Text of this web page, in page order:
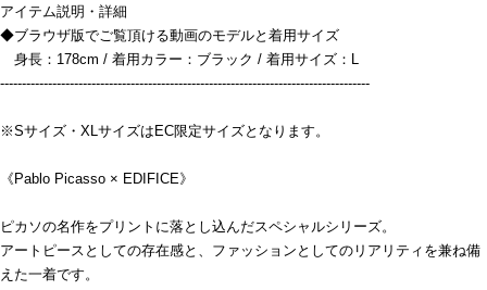
アイテム説明・詳細
◆ブラウザ版でご覧頂ける動画のモデルと着用サイズ
身長：178cm / 着用カラー：ブラック / 着用サイズ：L
-------------------------------------------------------------------------------------
※Sサイズ・XLサイズはEC限定サイズとなります。
《Pablo Picasso × EDIFICE》
ピカソの名作をプリントに落とし込んだスペシャルシリーズ。
アートピースとしての存在感と、ファッションとしてのリアリティを兼ね備
えた一着です。